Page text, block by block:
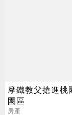
摩鐵教父搶進桃
園區
房產